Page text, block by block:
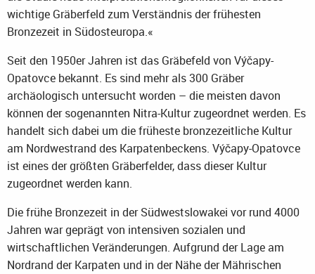
wichtige Gräberfeld zum Verständnis der frühesten
Bronzezeit in Südosteuropa.«
Seit den 1950er Jahren ist das Gräbefeld von Výčapy-
Opatovce bekannt. Es sind mehr als 300 Gräber
archäologisch untersucht worden – die meisten davon
können der sogenannten Nitra-Kultur zugeordnet werden. Es
handelt sich dabei um die früheste bronzezeitliche Kultur
am Nordwestrand des Karpatenbeckens. Výčapy-Opatovce
ist eines der größten Gräberfelder, dass dieser Kultur
zugeordnet werden kann.
Die frühe Bronzezeit in der Südwestslowakei vor rund 4000
Jahren war geprägt von intensiven sozialen und
wirtschaftlichen Veränderungen. Aufgrund der Lage am
Nordrand der Karpaten und in der Nähe der Mährischen